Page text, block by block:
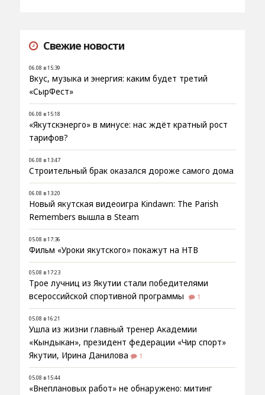
Свежие новости
06.08 в 15:39
Вкус, музыка и энергия: каким будет третий
«СырФест»
06.08 в 15:18
«Якутскэнерго» в минусе: нас ждёт кратный рост
тарифов?
06.08 в 13:47
Строительный брак оказался дороже самого дома
06.08 в 13:20
Новый якутская видеоигра Kindawn: The Parish
Remembers вышла в Steam
05.08 в 17:36
Фильм «Уроки якутского» покажут на НТВ
05.08 в 17:23
Трое лучниц из Якутии стали победителями
всероссийской спортивной программы
1
05.08 в 16:21
Ушла из жизни главный тренер Академии
«Кындыкан», президент федерации «Чир спорт»
Якутии, Ирина Данилова
1
05.08 в 15:44
«Внеплановых работ» не обнаружено: митинг